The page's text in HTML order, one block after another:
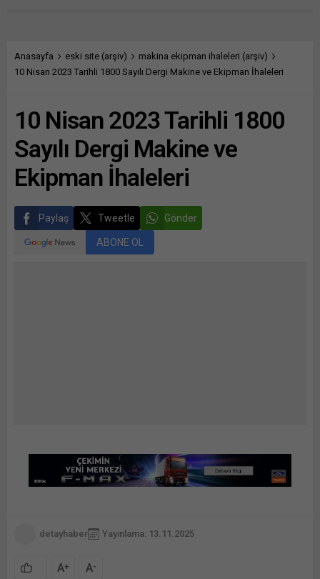
Anasayfa eski site (arşiv)
makina ekipman ihaleleri (arşiv)
10 Nisan 2023 Tarihli 1800 Sayılı Dergi Makine ve Ekipman İhaleleri
10 Nisan 2023 Tarihli 1800
Sayılı Dergi Makine ve
Ekipman İhaleleri
Paylaş Tweetle Gönder
ABONE OL
detayhaber Yayınlama: 13.11.2025
A+ A-